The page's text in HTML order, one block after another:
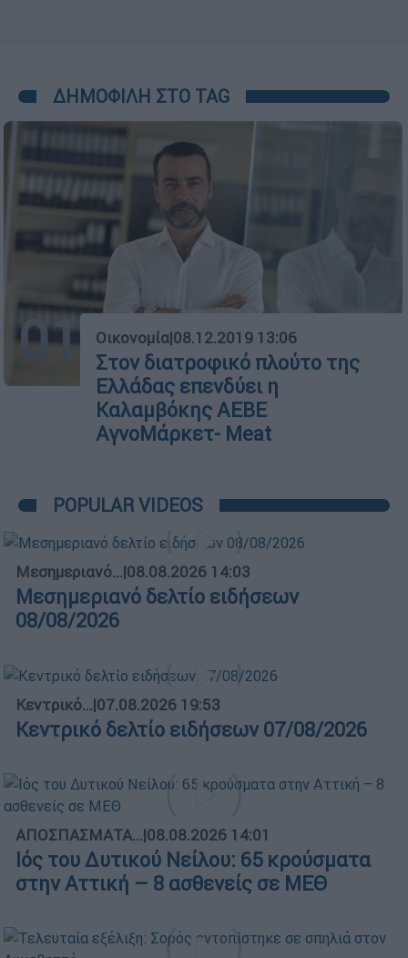
ΔΗΜΟΦΙΛΗ ΣΤΟ TAG
01 Οικονομία|08.12.2019 13:06
Στον διατροφικό πλούτο της
Ελλάδας επενδύει η
Καλαμβόκης ΑΕΒΕ
ΑγνοΜάρκετ- Meat
POPULAR VIDEOS
Μεσημεριανό...|08.08.2026 14:03
Μεσημεριανό δελτίο ειδήσεων
08/08/2026
Κεντρικό...|07.08.2026 19:53
Κεντρικό δελτίο ειδήσεων 07/08/2026
ΑΠΟΣΠΑΣΜΑΤΑ...|08.08.2026 14:01
Ιός του Δυτικού Νείλου: 65 κρούσματα
στην Αττική – 8 ασθενείς σε ΜΕΘ